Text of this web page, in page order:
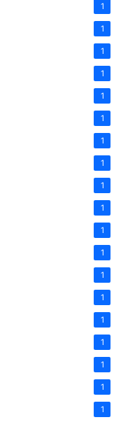
1
1
1
1
1
1
1
1
1
1
1
1
1
1
1
1
1
1
1